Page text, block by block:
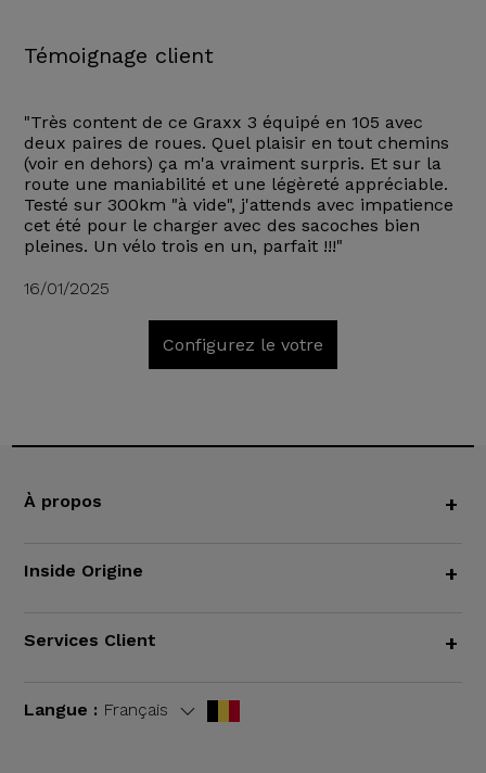
Témoignage client
"Très content de ce Graxx 3 équipé en 105 avec
deux paires de roues. Quel plaisir en tout chemins
(voir en dehors) ça m'a vraiment surpris. Et sur la
route une maniabilité et une légèreté appréciable.
Testé sur 300km "à vide", j'attends avec impatience
cet été pour le charger avec des sacoches bien
pleines. Un vélo trois en un, parfait !!!"
16/01/2025
Configurez le votre
À propos +
Inside Origine +
Services Client +
Langue : Français